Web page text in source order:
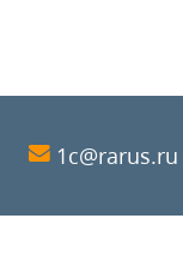
1c@rarus.ru